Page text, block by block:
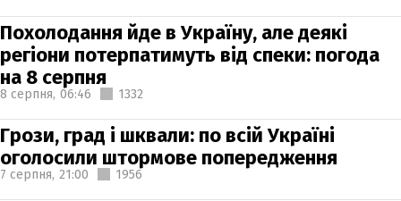
Похолодання йде в Україну, але деякі
регіони потерпатимуть від спеки: погода
на 8 серпня
8 серпня, 06:46 1332
Грози, град і шквали: по всій Україні
оголосили штормове попередження
7 серпня, 21:00 1956